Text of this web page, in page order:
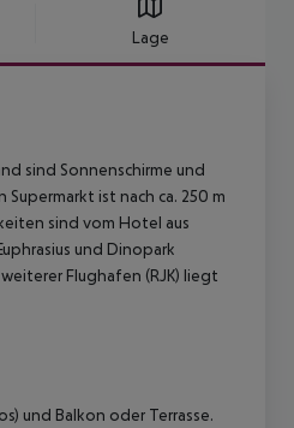
Lage
sind Sonnenschirme und
ist nach ca. 250 m
sind vom Hotel aus
und Dinopark
Flughafen (RJK) liegt
und Balkon oder Terrasse.